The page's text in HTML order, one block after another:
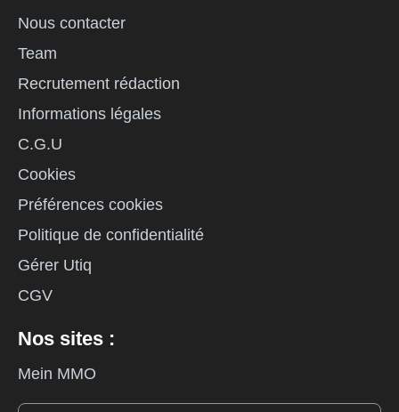
Nous contacter
Team
Recrutement rédaction
Informations légales
C.G.U
Cookies
Préférences cookies
Politique de confidentialité
Gérer Utiq
CGV
Nos sites :
Mein MMO